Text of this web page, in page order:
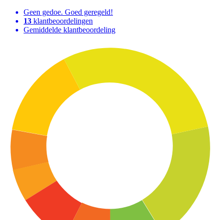
Geen gedoe. Goed geregeld!
13 klantbeoordelingen
Gemiddelde klantbeoordeling